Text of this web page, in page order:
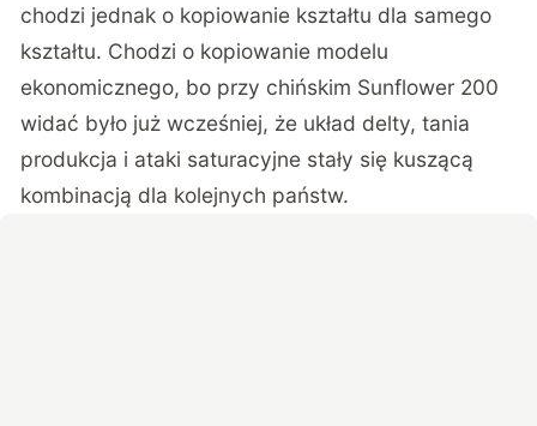
chodzi jednak o kopiowanie kształtu dla samego
kształtu. Chodzi o kopiowanie modelu
ekonomicznego, bo przy chińskim Sunflower 200
widać było już wcześniej, że układ delty, tania
produkcja i ataki saturacyjne stały się kuszącą
kombinacją dla kolejnych państw.